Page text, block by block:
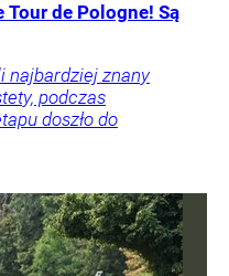
de Pologne! Są
najbardziej znany
podczas
doszło do